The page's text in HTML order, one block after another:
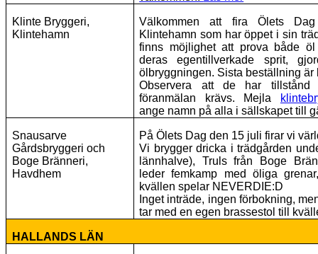
Klinte Bryggeri,
Klintehamn
Välkommen att fira Ölets
Klintehamn som har öppet i sin
finns möjlighet att prova både
deras egentillverkade sprit,
ölbryggningen. Sista beställning är
Observera att de har
föranmälan krävs. Mejla
ange namn på alla i sällskapet till
Snausarve
Gårdsbryggeri och
Boge Bränneri,
Havdhem
På Ölets Dag den 15 juli firar vi
Vi brygger dricka i trädgården
lännhalve), Truls från Boge
leder femkamp med öliga
kvällen spelar NEVERDIE:D
Inget inträde, ingen förbokning,
tar med en egen brassestol till
HALLANDS LÄN